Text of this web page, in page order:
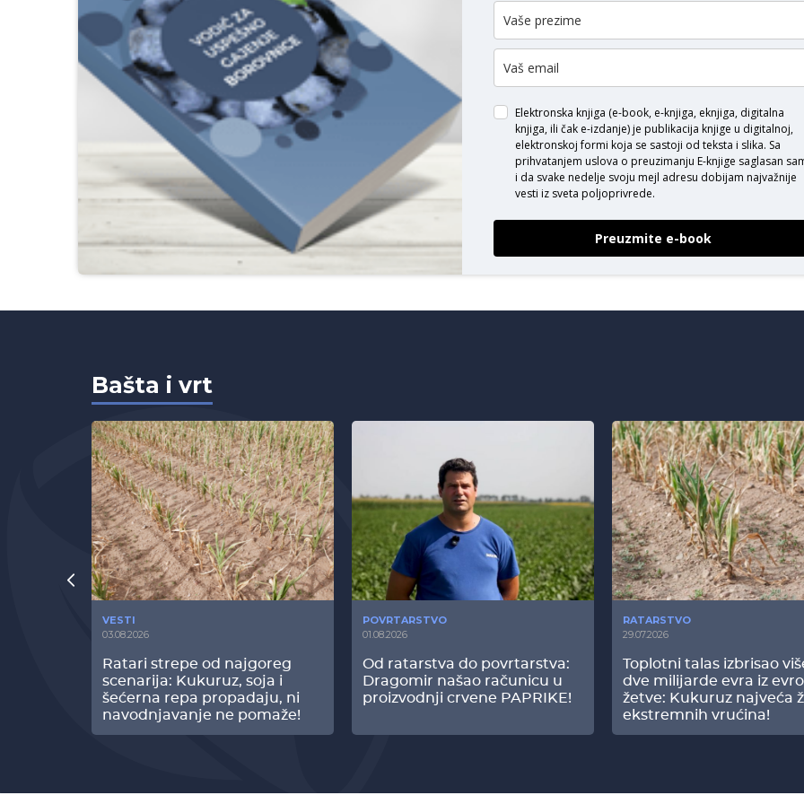
DODAJ KOMENTAR
Elektronska knjiga (e-book, e-knjiga, eknjiga, digitalna
knjiga, ili čak e-izdanje) je publikacija knjige u digitalnoj,
elektronskoj formi koja se sastoji od teksta i slika. Sa
prihvatanjem uslova o preuzimanju E-knjige saglasan
i da svake nedelje svoju mejl adresu dobijam najvažnije
vesti iz sveta poljoprivrede.
Preuzmite e-book
Bašta i vrt
VESTI
03.08.2026
Ratari strepe od najgoreg
scenarija: Kukuruz, soja i
šećerna repa propadaju, ni
navodnjavanje ne pomaže!
POVRTARSTVO
01.08.2026
Od ratarstva do povrtarstva:
Dragomir našao računicu u
proizvodnji crvene PAPRIKE!
RATARSTVO
29.07.2026
Toplotni talas izbrisao
dve milijarde evra iz
žetve: Kukuruz najveća
ekstremnih vrućina!